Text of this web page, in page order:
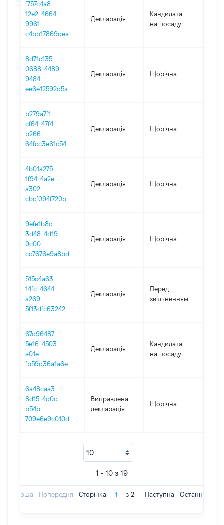
f757c4a8-
12e2-4664-
9961-
c4bb17869dea
Декларація
Кандидата
на посаду
8d71c135-
0688-4489-
9484-
ee6e12592d5a
Декларація Щорічна
b279a7f1-
cf64-47f4-
b266-
64fcc3e61c54
Декларація Щорічна
4b01a275-
1f94-4a2e-
a302-
cbcf094f720b
Декларація Щорічна
9efe1b8d-
3d48-4d19-
9c00-
cc7676e9a8bd
Декларація Щорічна
515c4a63-
14fc-4644-
a269-
5f13dfc63242
Декларація
Перед
звільненням
67d96487-
5e16-4503-
a01e-
fb59d36a1a6e
Декларація
Кандидата
на посаду
6a48caa3-
8d15-4d0c-
b54b-
709e6e9c010d
Виправлена
декларація
Щорічна
1 - 10 з 19
Перша Попередня Сторінка з 2 Наступна Остання